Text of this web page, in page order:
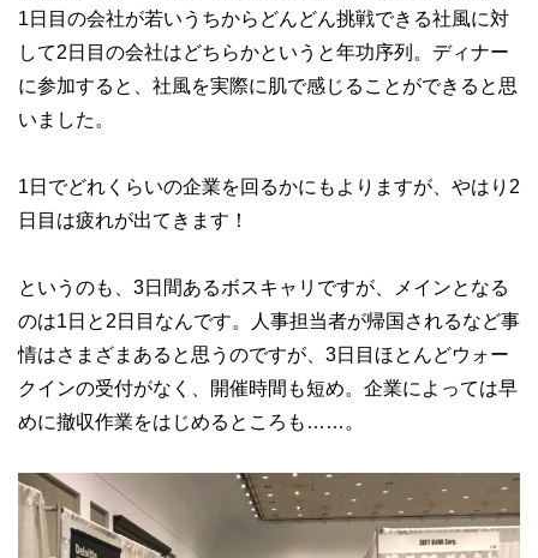
1日目の会社が若いうちからどんどん挑戦できる社風に対
して2日目の会社はどちらかというと年功序列。ディナー
に参加すると、社風を実際に肌で感じることができると思
いました。
1日でどれくらいの企業を回るかにもよりますが、やはり2
日目は疲れが出てきます！
というのも、3日間あるボスキャリですが、メインとなる
のは1日と2日目なんです。人事担当者が帰国されるなど事
情はさまざまあると思うのですが、3日目ほとんどウォー
クインの受付がなく、開催時間も短め。企業によっては早
めに撤収作業をはじめるところも……。